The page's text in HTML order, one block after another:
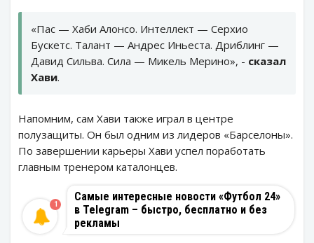
«Пас — Хаби Алонсо. Интеллект — Серхио
Бускетс. Талант — Андрес Иньеста. Дриблинг —
Давид Сильва. Сила — Микель Мерино», - сказал
Хави.
Напомним, сам Хави также играл в центре
полузащиты. Он был одним из лидеров «Барселоны».
По завершении карьеры Хави успел поработать
главным тренером каталонцев.
Самые интересные новости «Футбол 24»
в Telegram – быстро, бесплатно и без
рекламы
1